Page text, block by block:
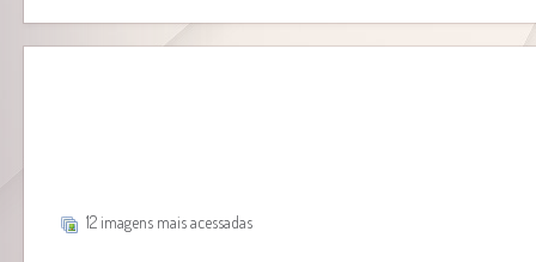
12 imagens mais acessadas